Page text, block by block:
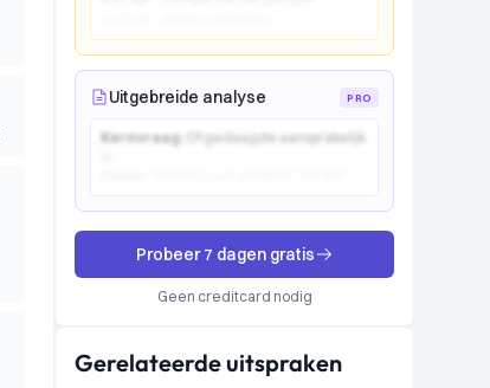
Uitgebreide analyse PRO
Kernvraag:
Of gedaagde aansprakelijk
Probeer 7 dagen gratis
Geen creditcard nodig
Gerelateerde uitspraken